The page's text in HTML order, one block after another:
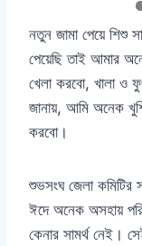
নতুন জামা পেয়ে শিশু
পেয়েছি তাই আমার
খেলা করবো, খালা ও
জানায়, আমি অনেক
করবো।
শুভসংঘ জেলা কমিটির
ঈদে অনেক অসহায়
কেনার সামর্থ নেই।